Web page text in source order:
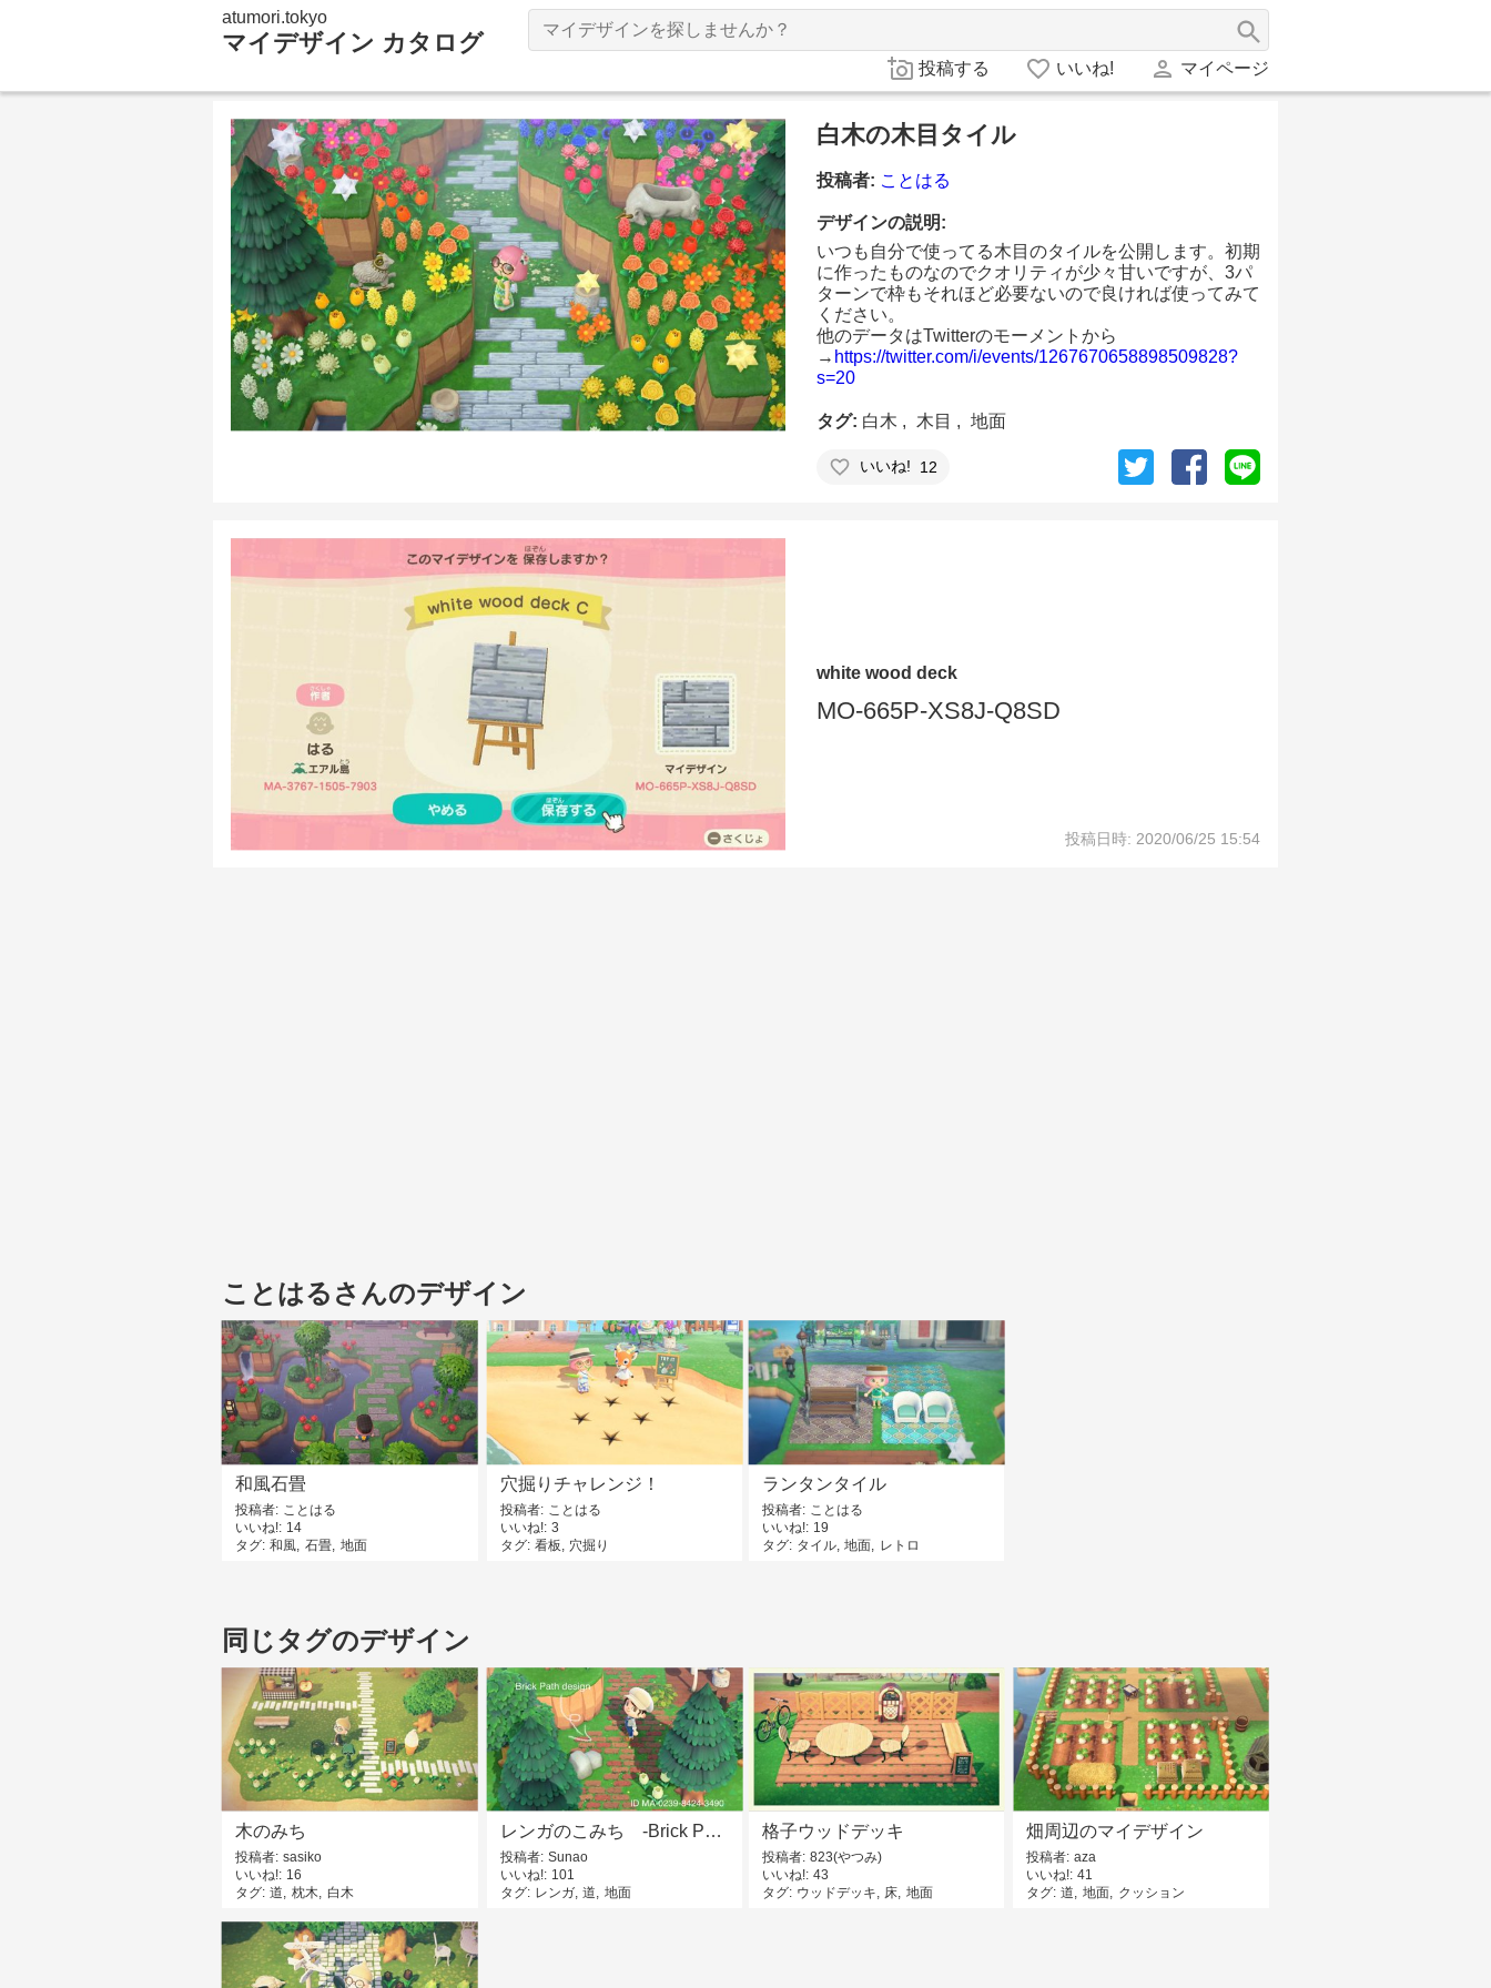
atumori.tokyo
マイデザイン カタログ
投稿する いいね! マイページ
白木の木目タイル
投稿者 ことはる
デザインの説明
いつも自分で使ってる木目のタイルを公開します。初期
に作ったものなのでクオリティが少々甘いですが、3パ
ターンで枠もそれほど必要ないので良ければ使ってみて
ください。
他のデータはTwitterのモーメントから
→ https://twitter.com/i/events/1267670658898509828?
s=20
タグ 白木 木目 地面
いいね! 12
white wood deck
MO-665P-XS8J-Q8SD
投稿日時: 2020/06/25 15:54
ことはるさんのデザイン
和風石畳
投稿者 ことはる
いいね! 14
タグ 和風 石畳 地面
穴掘りチャレンジ！
投稿者 ことはる
いいね! 3
タグ 看板 穴掘り
ランタンタイル
投稿者 ことはる
いいね! 19
タグ タイル 地面 レトロ
同じタグのデザイン
木のみち
投稿者 sasiko
いいね! 16
タグ 道 枕木 白木
レンガのこみち -Brick Path-
投稿者 Sunao
いいね! 101
タグ レンガ 道 地面
格子ウッドデッキ
投稿者 823(やつみ)
いいね! 43
タグ ウッドデッキ 床 地面
畑周辺のマイデザイン
投稿者 aza
いいね! 41
タグ 道 地面 クッション